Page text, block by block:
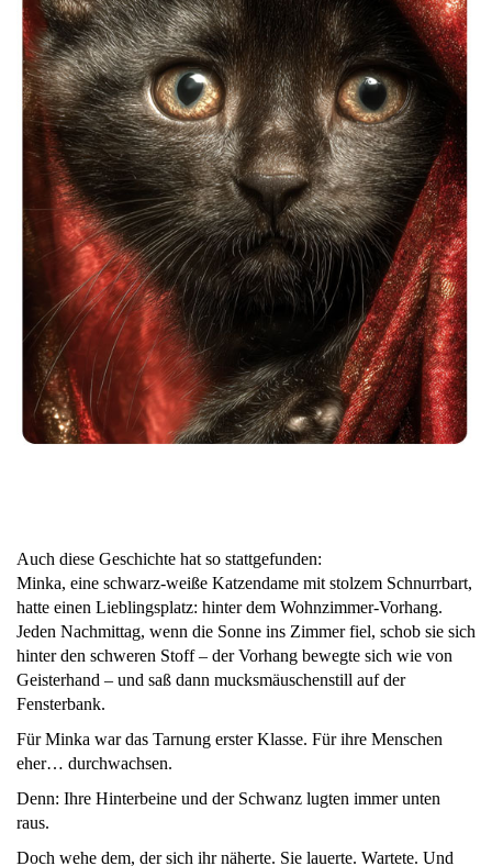
Auch diese Geschichte hat so stattgefunden:
Minka, eine schwarz-weiße Katzendame mit stolzem Schnurrbart,
hatte einen Lieblingsplatz: hinter dem Wohnzimmer-Vorhang.
Jeden Nachmittag, wenn die Sonne ins Zimmer fiel, schob sie sich
hinter den schweren Stoff – der Vorhang bewegte sich wie von
Geisterhand – und saß dann mucksmäuschenstill auf der
Fensterbank.
Für Minka war das Tarnung erster Klasse. Für ihre Menschen
eher… durchwachsen.
Denn: Ihre Hinterbeine und der Schwanz lugten immer unten
raus.
Doch wehe dem, der sich ihr näherte. Sie lauerte. Wartete. Und